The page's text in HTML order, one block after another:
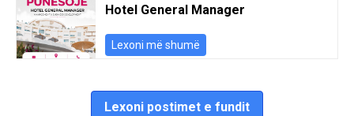
Hotel General Manager
Lexoni më shumë
Lexoni postimet e fundit